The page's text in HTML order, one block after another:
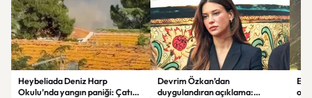
Heybeliada Deniz Harp
Okulu’nda yangın paniği: Çatıda
Devrim Özkan’dan
duygulandıran açıklama: